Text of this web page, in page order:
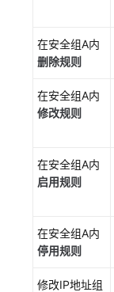
缘
网
IPv4/IPv6
网
络
流
日
在安全组A内
删除规则
在安全组A内
修改规则
在安全组A内
启用规则
在安全组A内
停用规则
修改IP地址组